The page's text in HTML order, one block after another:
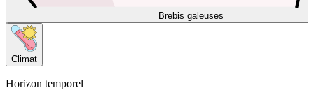
Brebis galeuses
Climat
Horizon temporel